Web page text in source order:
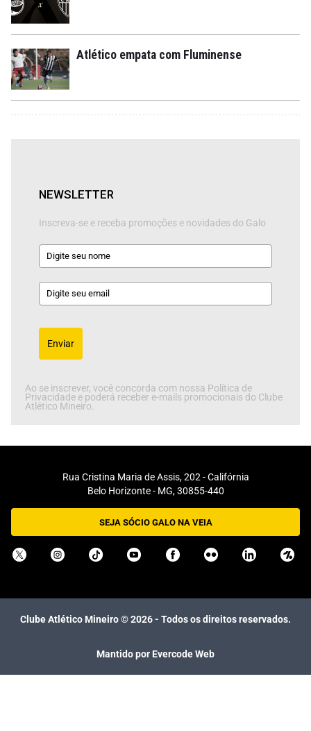
Atlético empata com Fluminense
NEWSLETTER
Inscreva-se e receba promoções e novidades do Galo
Enviar
Ao se inscrever, você concorda com nossa Política de
Privacidade e poderá receber e-mails promocionais do Clube
Atlético Mineiro.
Rua Cristina Maria de Assis, 202 - Califórnia
Belo Horizonte - MG, 30855-440
SEJA SÓCIO GALO NA VEIA
Clube Atlético Mineiro ©2026- Todos os direitos reservados.
Mantido por Evercode Web